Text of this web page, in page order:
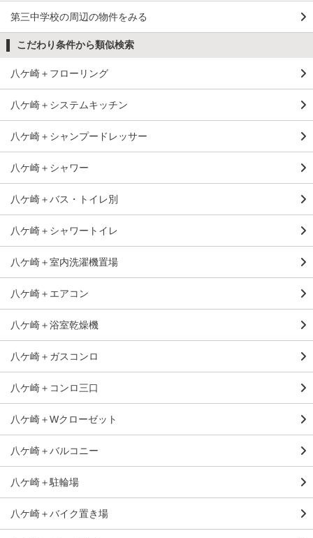
第三中学校の周辺の物件をみる
こだわり条件から類似検索
八ケ崎＋フローリング
八ケ崎＋システムキッチン
八ケ崎＋シャンプードレッサー
八ケ崎＋シャワー
八ケ崎＋バス・トイレ別
八ケ崎＋シャワートイレ
八ケ崎＋室内洗濯機置場
八ケ崎＋エアコン
八ケ崎＋浴室乾燥機
八ケ崎＋ガスコンロ
八ケ崎＋コンロ三口
八ケ崎＋Wクローゼット
八ケ崎＋バルコニー
八ケ崎＋駐輪場
八ケ崎＋バイク置き場